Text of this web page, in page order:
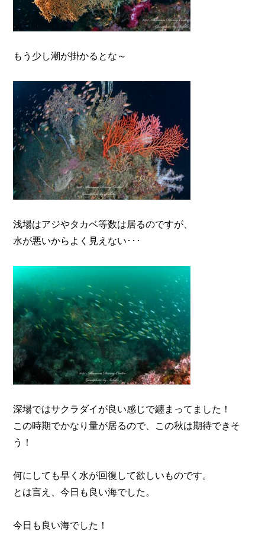
もう少し潮が掛かるとな～
浅場はアジやタカベ等数は居るのですが、
水が悪いからよく見えない･･･
深場ではサクラダイが良い感じで纏まってました！
この時期でかなり量が居るので、この秋は期待できそ
う！
何にしても早く水が回復して欲しいものです。
とは言え、今日も良い海でした。
今日も良い海でした！